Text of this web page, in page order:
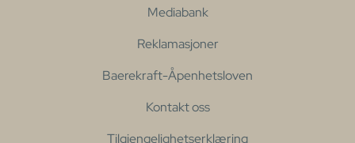
Mediabank
Reklamasjoner
Baerekraft-Åpenhetsloven
Kontakt oss
Tilgjengelighetserklæring